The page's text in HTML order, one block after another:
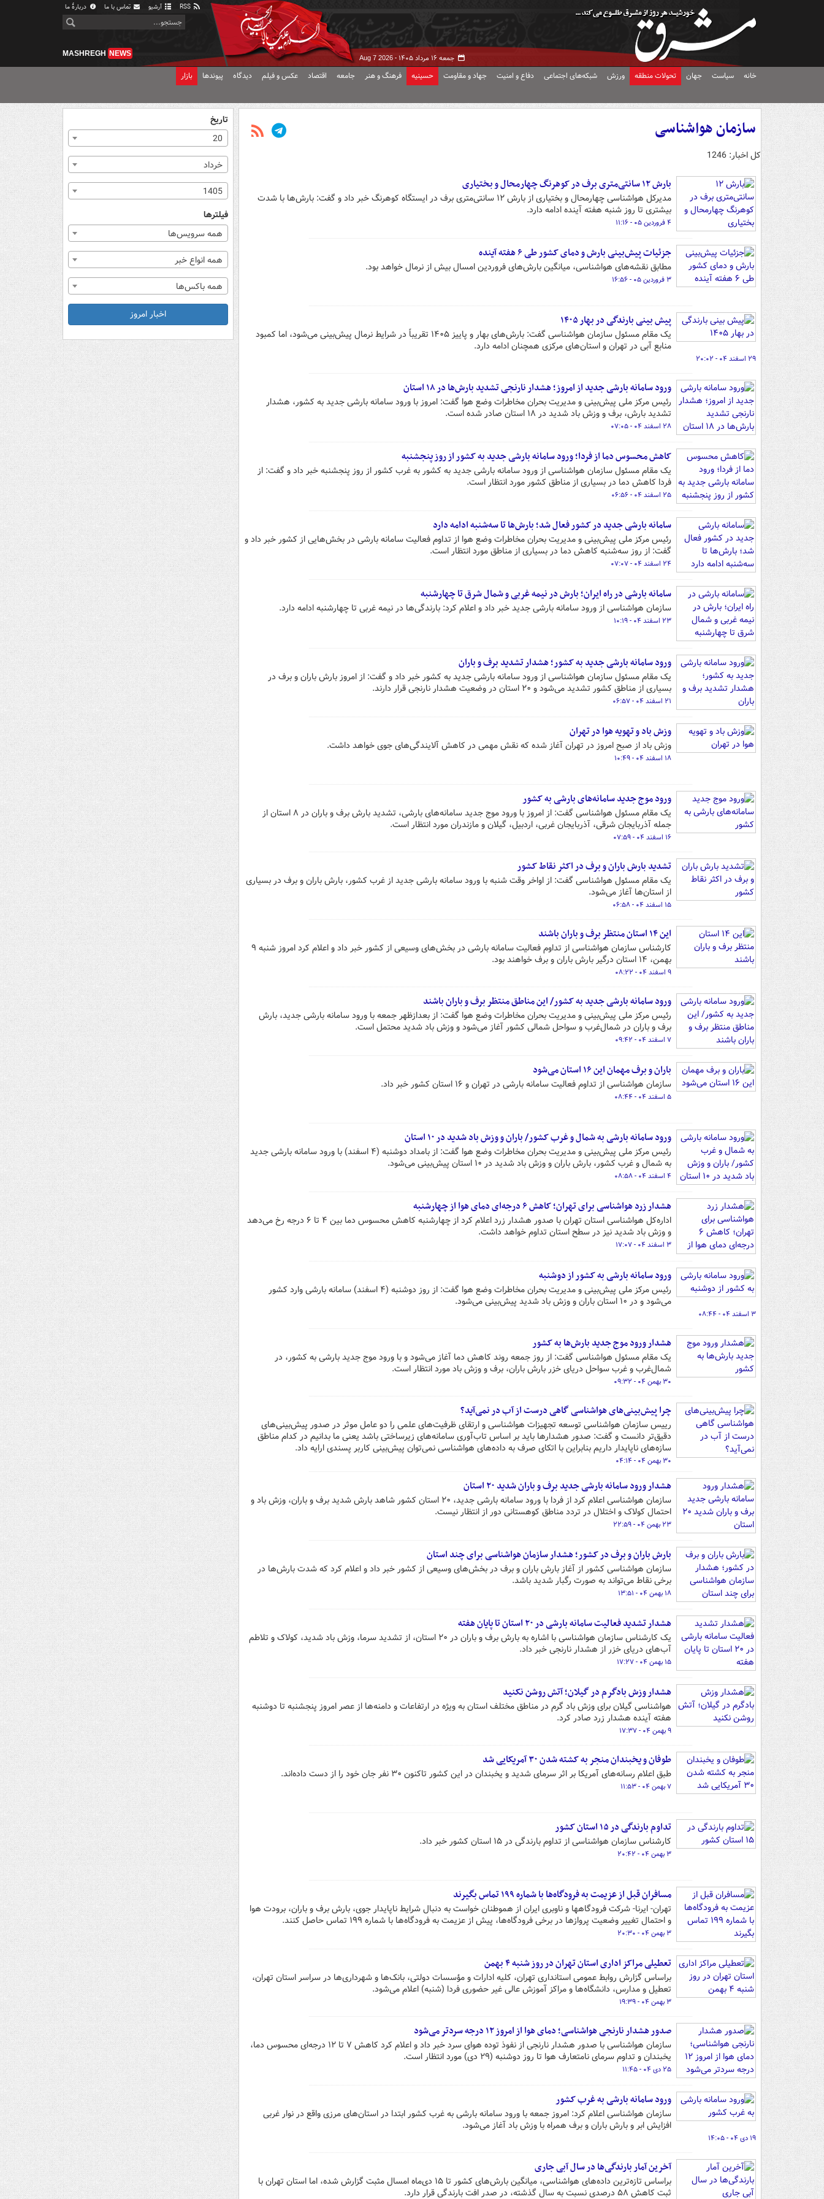
آرشیو تماس با ما دربارهٔ ما
جمعه ۱۶ مرداد ۱۴۰۵ - Aug 7 2026
MASHREGH NEWS
خانه سیاست جهان تحولات منطقه ورزش شبکه‌های اجتماعی دفاع و امنیت جهاد و مقاومت حسینیه فرهنگ و هنر جامعه اقتصاد عکس و فیلم دیدگاه پیوندها بازار
سازمان هواشناسی
کل اخبار: 1246
بارش ۱۲ سانتی‌متری برف در کوهرنگ چهارمحال و بختیاری
مدیرکل هواشناسی چهارمحال و بختیاری از بارش ۱۲ سانتی‌متری برف در ایستگاه کوهرنگ خبر داد و گفت: بارش‌ها با شدت
بیشتری تا روز شنبه هفته آینده ادامه دارد.
۴ فروردین ۰۵ - ۱۱:۱۶
جزئیات پیش‌بینی بارش و دمای کشور طی ۶ هفته آینده
مطابق نقشه‌های هواشناسی، میانگین بارش‌های فروردین امسال بیش از نرمال خواهد بود.
۳ فروردین ۰۵ - ۱۶:۵۶
پیش بینی بارندگی در بهار ۱۴۰۵
یک مقام مسئول سازمان هواشناسی گفت: بارش‌های بهار و پاییز ۱۴۰۵ تقریباً در شرایط نرمال پیش‌بینی می‌شود، اما کمبود
منابع آبی در تهران و استان‌های مرکزی همچنان ادامه دارد.
۲۹ اسفند ۰۴ - ۲۰:۰۲
ورود سامانه بارشی جدید از امروز؛ هشدار نارنجی تشدید بارش‌ها در ۱۸ استان
رئیس مرکز ملی پیش‌بینی و مدیریت بحران مخاطرات وضع هوا گفت: امروز با ورود سامانه بارشی جدید به کشور، هشدار
تشدید بارش، برف و وزش باد شدید در ۱۸ استان صادر شده است.
۲۸ اسفند ۰۴ - ۰۷:۰۵
کاهش محسوس دما از فردا؛ ورود سامانه بارشی جدید به کشور از روز پنجشنبه
یک مقام مسئول سازمان هواشناسی از ورود سامانه بارشی جدید به کشور به غرب کشور از روز پنجشنبه خبر داد و گفت: از
فردا کاهش دما در بسیاری از مناطق کشور مورد انتظار است.
۲۵ اسفند ۰۴ - ۰۶:۵۶
سامانه بارشی جدید در کشور فعال شد؛ بارش‌ها تا سه‌شنبه ادامه دارد
رئیس مرکز ملی پیش‌بینی و مدیریت بحران مخاطرات وضع هوا از تداوم فعالیت سامانه بارشی در بخش‌هایی از کشور خبر داد و
گفت: از روز سه‌شنبه کاهش دما در بسیاری از مناطق مورد انتظار است.
۲۴ اسفند ۰۴ - ۰۷:۰۷
سامانه بارشی در راه ایران؛ بارش در نیمه غربی و شمال شرق تا چهارشنبه
سازمان هواشناسی از ورود سامانه بارشی جدید خبر داد و اعلام کرد: بارندگی‌ها در نیمه غربی تا چهارشنبه ادامه دارد.
۲۳ اسفند ۰۴ - ۱۰:۱۹
ورود سامانه بارشی جدید به کشور؛ هشدار تشدید برف و باران
یک مقام مسئول سازمان هواشناسی از ورود سامانه بارشی جدید به کشور خبر داد و گفت: از امروز بارش باران و برف در
بسیاری از مناطق کشور تشدید می‌شود و ۲۰ استان در وضعیت هشدار نارنجی قرار دارند.
۲۱ اسفند ۰۴ - ۰۶:۵۷
وزش باد و تهویه هوا در تهران
وزش باد از صبح امروز در تهران آغاز شده که نقش مهمی در کاهش آلایندگی‌های جوی خواهد داشت.
۱۸ اسفند ۰۴ - ۱۰:۴۹
ورود موج جدید سامانه‌های بارشی به کشور
یک مقام مسئول هواشناسی گفت: از امروز با ورود موج جدید سامانه‌های بارشی، تشدید بارش برف و باران در ۸ استان از
جمله آذربایجان شرقی، آذربایجان غربی، اردبیل، گیلان و مازندران مورد انتظار است.
۱۶ اسفند ۰۴ - ۰۷:۵۹
تشدید بارش باران و برف در اکثر نقاط کشور
یک مقام مسئول هواشناسی گفت: از اواخر وقت شنبه با ورود سامانه بارشی جدید از غرب کشور، بارش باران و برف در بسیاری
از استان‌ها آغاز می‌شود.
۱۵ اسفند ۰۴ - ۰۶:۵۸
این ۱۴ استان منتظر برف و باران باشند
کارشناس سازمان هواشناسی از تداوم فعالیت سامانه بارشی در بخش‌های وسیعی از کشور خبر داد و اعلام کرد امروز شنبه ۹
بهمن، ۱۴ استان درگیر بارش باران و برف خواهند بود.
۹ اسفند ۰۴ - ۰۸:۲۲
ورود سامانه بارشی جدید به کشور/ این مناطق منتظر برف و باران باشند
رئیس مرکز ملی پیش‌بینی و مدیریت بحران مخاطرات وضع هوا گفت: از بعدازظهر جمعه با ورود سامانه بارشی جدید، بارش
برف و باران در شمال‌غرب و سواحل شمالی کشور آغاز می‌شود و وزش باد شدید محتمل است.
۷ اسفند ۰۴ - ۰۹:۴۲
باران و برف مهمان این ۱۶ استان می‌شود
سازمان هواشناسی از تداوم فعالیت سامانه بارشی در تهران و ۱۶ استان کشور خبر داد.
۵ اسفند ۰۴ - ۰۸:۴۴
ورود سامانه بارشی به شمال و غرب کشور/ باران و وزش باد شدید در ۱۰ استان
رئیس مرکز ملی پیش‌بینی و مدیریت بحران مخاطرات وضع هوا گفت: از بامداد دوشنبه (۴ اسفند) با ورود سامانه بارشی جدید
به شمال و غرب کشور، بارش باران و وزش باد شدید در ۱۰ استان پیش‌بینی می‌شود.
۴ اسفند ۰۴ - ۰۸:۵۸
هشدار زرد هواشناسی برای تهران؛ کاهش ۶ درجه‌ای دمای هوا از چهارشنبه
اداره‌کل هواشناسی استان تهران با صدور هشدار زرد اعلام کرد از چهارشنبه کاهش محسوس دما بین ۴ تا ۶ درجه رخ می‌دهد
و وزش باد شدید نیز در سطح استان تداوم خواهد داشت.
۳ اسفند ۰۴ - ۱۷:۰۷
ورود سامانه بارشی به کشور از دوشنبه
رئیس مرکز ملی پیش‌بینی و مدیریت بحران مخاطرات وضع هوا گفت: از روز دوشنبه (۴ اسفند) سامانه بارشی وارد کشور
می‌شود و در ۱۰ استان باران و وزش باد شدید پیش‌بینی می‌شود.
۳ اسفند ۰۴ - ۰۸:۴۴
هشدار ورود موج جدید بارش‌ها به کشور
یک مقام مسئول هواشناسی گفت: از روز جمعه روند کاهش دما آغاز می‌شود و با ورود موج جدید بارشی به کشور، در
شمال‌غرب و غرب سواحل دریای خزر بارش باران، برف و وزش باد مورد انتظار است.
۳۰ بهمن ۰۴ - ۰۹:۳۲
چرا پیش‌بینی‌های هواشناسی گاهی درست از آب در نمی‌آید؟
رییس سازمان هواشناسی توسعه تجهیزات هواشناسی و ارتقای ظرفیت‌های علمی را دو عامل موثر در صدور پیش‌بینی‌های
دقیق‌تر دانست و گفت: صدور هشدارها باید بر اساس تاب‌آوری سامانه‌های زیرساختی باشد یعنی ما بدانیم در کدام مناطق
سازه‌های ناپایدار داریم بنابراین با اتکای صرف به داده‌های هواشناسی نمی‌توان پیش‌بینی کاربر پسندی ارایه داد.
۳۰ بهمن ۰۴ - ۰۴:۱۴
هشدار ورود سامانه بارشی جدید برف و باران شدید ۲۰ استان
سازمان هواشناسی اعلام کرد از فردا با ورود سامانه بارشی جدید، ۲۰ استان کشور شاهد بارش شدید برف و باران، وزش باد و
احتمال کولاک و اختلال در تردد مناطق کوهستانی دور از انتظار نیست.
۲۳ بهمن ۰۴ - ۲۲:۵۹
بارش باران و برف در کشور؛ هشدار سازمان هواشناسی برای چند استان
سازمان هواشناسی کشور از آغاز بارش باران و برف در بخش‌های وسیعی از کشور خبر داد و اعلام کرد که شدت بارش‌ها در
برخی نقاط می‌تواند به صورت رگبار شدید باشد.
۱۸ بهمن ۰۴ - ۱۳:۵۱
هشدار تشدید فعالیت سامانه بارشی در ۲۰ استان تا پایان هفته
یک کارشناس سازمان هواشناسی با اشاره به بارش برف و باران در ۲۰ استان، از تشدید سرما، وزش باد شدید، کولاک و تلاطم
آب‌های دریای خزر از هشدار نارنجی خبر داد.
۱۵ بهمن ۰۴ - ۱۷:۲۷
هشدار وزش بادگرم در گیلان؛ آتش روشن نکنید
هواشناسی گیلان برای وزش باد گرم در مناطق مختلف استان به ویژه در ارتفاعات و دامنه‌ها از عصر امروز پنجشنبه تا دوشنبه
هفته آینده هشدار زرد صادر کرد.
۹ بهمن ۰۴ - ۱۷:۳۷
طوفان و یخبندان منجر به کشته شدن ۳۰ آمریکایی شد
طبق اعلام رسانه‌های آمریکا بر اثر سرمای شدید و یخبندان در این کشور تاکنون ۳۰ نفر جان خود را از دست داده‌اند.
۷ بهمن ۰۴ - ۱۱:۵۳
تداوم بارندگی در ۱۵ استان کشور
کارشناس سازمان هواشناسی از تداوم بارندگی در ۱۵ استان کشور خبر داد.
۳ بهمن ۰۴ - ۲۰:۴۲
مسافران قبل از عزیمت به فرودگاه‌ها با شماره ۱۹۹ تماس بگیرند
تهران- ایرنا- شرکت فرودگاهها و ناوبری ایران از هموطنان خواست به دنبال شرایط ناپایدار جوی، بارش برف و باران، برودت هوا
و احتمال تغییر وضعیت پروازها در برخی فرودگاه‌ها، پیش از عزیمت به فرودگاه‌ها با شماره ۱۹۹ تماس حاصل کنند.
۳ بهمن ۰۴ - ۲۰:۳۰
تعطیلی مراکز اداری استان تهران در روز شنبه ۴ بهمن
براساس گزارش روابط عمومی استانداری تهران، کلیه ادارات و مؤسسات دولتی، بانک‌ها و شهرداری‌ها در سراسر استان تهران،
تعطیل و مدارس، دانشگاه‌ها و مراکز آموزش عالی غیر حضوری فردا (شنبه) اعلام می‌شود.
۳ بهمن ۰۴ - ۱۹:۳۹
صدور هشدار نارنجی هواشناسی؛ دمای هوا از امروز ۱۲ درجه سردتر می‌شود
سازمان هواشناسی با صدور هشدار نارنجی‌ از نفوذ توده هوای سرد خبر داد و اعلام کرد کاهش ۷ تا ۱۲ درجه‌ای محسوس دما،
یخبندان و تداوم سرمای نامتعارف هوا تا روز دوشنبه (۲۹ دی) مورد انتظار است.
۲۵ دی ۰۴ - ۱۱:۴۵
ورود سامانه بارشی به غرب کشور
سازمان هواشناسی اعلام کرد: امروز جمعه با ورود سامانه بارشی به غرب کشور ابتدا در استان‌های مرزی واقع در نوار غربی
افزایش ابر و بارش باران و برف همراه با وزش باد آغاز می‌شود.
۱۹ دی ۰۴ - ۱۴:۰۵
آخرین آمار بارندگی‌ها در سال آبی جاری
براساس تازه‌ترین داده‌های هواشناسی، میانگین بارش‌های کشور تا ۱۵ دی‌ماه امسال مثبت گزارش شده، اما استان تهران با
ثبت کاهش ۵۸ درصدی نسبت به سال گذشته، در صدر افت بارندگی قرار دارد.
تاریخ
20
خرداد
1405
فیلترها
همه سرویس‌ها
همه انواع خبر
همه باکس‌ها
اخبار امروز